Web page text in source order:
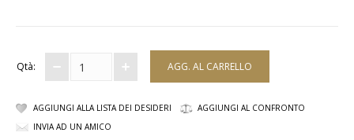
TOP
TUTE PANTALONI
Qtà:
AGGIUNGI ALLA LISTA DEI DESIDERI
AGGIUNGI AL CONFRONTO
INVIA AD UN AMICO